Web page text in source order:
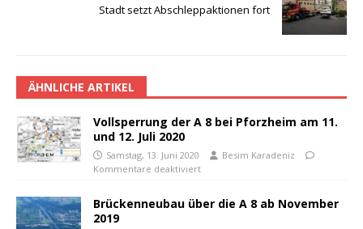
Stadt setzt Abschleppaktionen fort
ÄHNLICHE ARTIKEL
Vollsperrung der A 8 bei Pforzheim am 11.
und 12. Juli 2020
Samstag, 13. Juni 2020
Besim Karadeniz
Kommentare deaktiviert
Brückenneubau über die A 8 ab November
2019